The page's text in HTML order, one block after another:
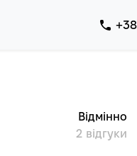
Відмінно
2 відгуки